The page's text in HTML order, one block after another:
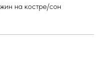
на костре/сон